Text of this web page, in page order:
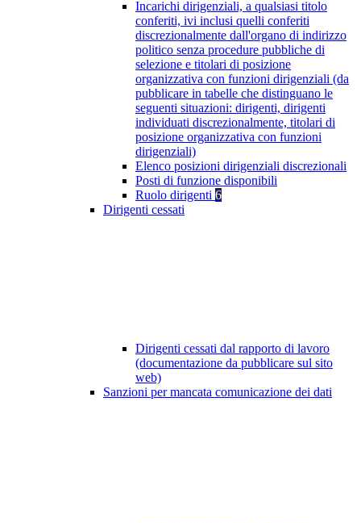
Incarichi dirigenziali, a qualsiasi titolo
conferiti, ivi inclusi quelli conferiti
discrezionalmente dall'organo di indirizzo
politico senza procedure pubbliche di
selezione e titolari di posizione
organizzativa con funzioni dirigenziali (da
pubblicare in tabelle che distinguano le
seguenti situazioni: dirigenti, dirigenti
individuati discrezionalmente, titolari di
posizione organizzativa con funzioni
dirigenziali)
Elenco posizioni dirigenziali discrezionali
Posti di funzione disponibili
Ruolo dirigenti 6
Dirigenti cessati
Dirigenti cessati dal rapporto di lavoro
(documentazione da pubblicare sul sito
web)
Sanzioni per mancata comunicazione dei dati